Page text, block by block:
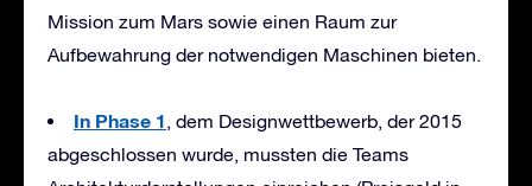
Mission zum Mars sowie einen Raum zur
Aufbewahrung der notwendigen Maschinen bieten.
In Phase 1, dem Designwettbewerb, der 2015
abgeschlossen wurde, mussten die Teams